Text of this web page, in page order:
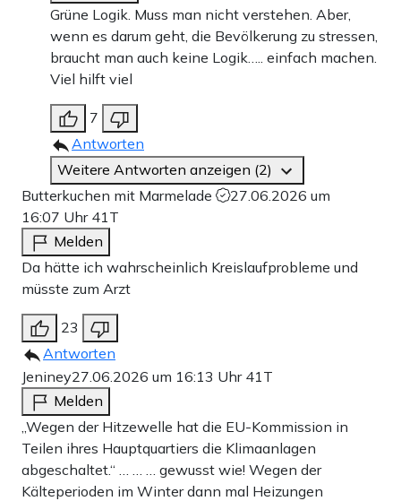
Grüne Logik. Muss man nicht verstehen. Aber,
wenn es darum geht, die Bevölkerung zu stressen,
braucht man auch keine Logik….. einfach machen.
Viel hilft viel
7
Antworten
Weitere Antworten anzeigen (2)
Butterkuchen mit Marmelade
27.06.2026 um
16:07 Uhr 41T
Melden
Da hätte ich wahrscheinlich Kreislaufprobleme und
müsste zum Arzt
23
Antworten
Jeniney27.06.2026 um 16:13 Uhr 41T
Melden
„Wegen der Hitzewelle hat die EU-Kommission in
Teilen ihres Hauptquartiers die Klimaanlagen
abgeschaltet.“ … … … gewusst wie! Wegen der
Kälteperioden im Winter dann mal Heizungen